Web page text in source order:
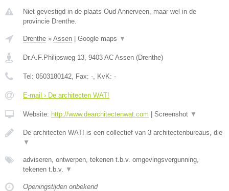
Niet gevestigd in de plaats Oud Annerveen, maar wel in de
provincie Drenthe.
Drenthe » Assen Google maps ▼
Dr.A.F.Philipsweg 13 9403 AC Assen (Drenthe)
Tel: 0503180142 , Fax: - , KvK: -
E-mail › De architecten WAT!
Website: http://www.dearchitectenwat.com Screenshot ▼
De architecten WAT! is een collectief van 3 architectenbureaus, die
▼
adviseren, ontwerpen, tekenen t.b.v. omgevingsvergunning,
tekenen t.b.v.
▼
Openingstijden onbekend